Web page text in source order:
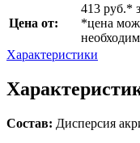
Цена от:
413 руб.*
*цена
Характеристики
Состав: Дисперсия